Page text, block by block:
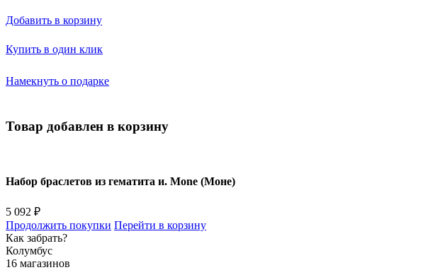
Добавить в корзину
Купить в один клик
Намекнуть о подарке
Товар добавлен в корзину
Набор браслетов из гематита и. Mone (Моне)
5 092 ₽
Продолжить покупки Перейти в корзину
Как забрать?
Колумбус
16 магазинов